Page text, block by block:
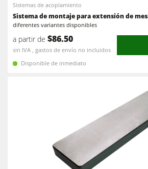
Equipamiento para el taller
F4Solutions Software
Automatización y manipulación de
Sistemas de acoplamiento
Sistema de montaje para extensión de
diferentes variantes disponibles
a partir de $86.50
sin IVA , gastos de envío no incluidos
Disponible de inmediato